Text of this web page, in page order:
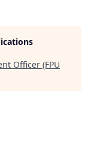
Officer (FPU